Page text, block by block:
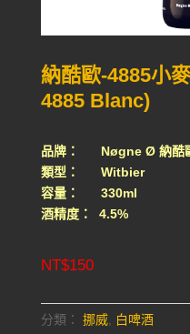
納酷歐-4885小
4885 Blanc)
品牌： Nøgne Ø 納酷
類型： Witbier
容量： 330ml
酒精度： 4.5%
NT$150
分類： 挪威, 白啤酒